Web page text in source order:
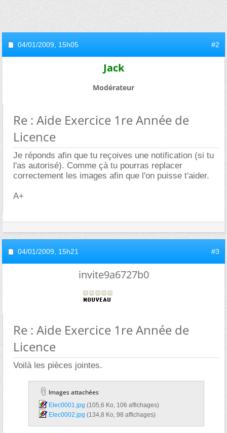
04/01/2009, 15h05 #2
Jack
Modérateur
Re : Aide Exercice 1re Année de
Licence
Je réponds afin que tu reçoives une notification (si tu
l'as autorisé). Comme çà tu pourras replacer
correctement les images afin que l'on puisse t'aider.
A+
04/01/2009, 15h21 #3
invite9a6727b0
Re : Aide Exercice 1re Année de
Licence
Voilà les pièces jointes.
Images attachées
Elec0001.jpg‎ (105,6 Ko, 106 affichages)
Elec0002.jpg‎ (134,8 Ko, 98 affichages)